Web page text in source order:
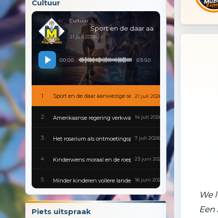
Cultuur
Cultuur
Sport en de daar aanwezige sex
21 juli 2026
00:00 03:50
1 Sport en de daar aanwezige sex 21 juli 2026
2 Amerikaanse regering verkwanselt kennis en geschiedenis
14 juli 2026
3 Het rosarium als ontmoetingsplek7 juli 2026
4 Kinderwens moraal en de roeptoeters van de
23 juni 2026
5 Minder kinderen vollere landen en gesloten scholen
16 juni 2026
6 Gevaarlijke besmettingen zijn van alle tijden
9 juni 2026
Piets uitspraak
We